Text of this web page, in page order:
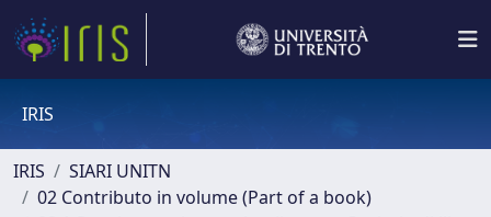
IRIS
IRIS
SIARI UNITN
02 Contributo in volume (Part of a book)